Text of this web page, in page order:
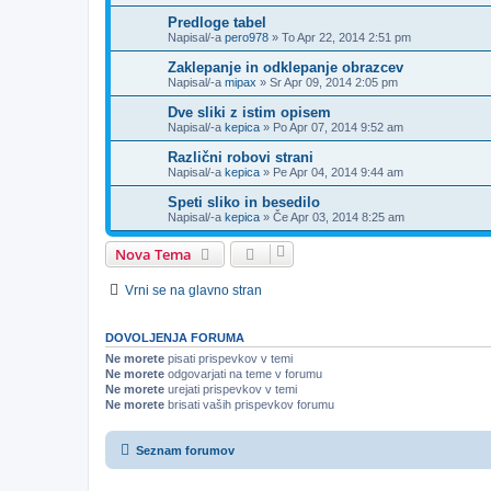
Predloge tabel
Napisal/-a pero978 » To Apr 22, 2014 2:51 pm
Zaklepanje in odklepanje obrazcev
Napisal/-a mipax » Sr Apr 09, 2014 2:05 pm
Dve sliki z istim opisem
Napisal/-a kepica » Po Apr 07, 2014 9:52 am
Različni robovi strani
Napisal/-a kepica » Pe Apr 04, 2014 9:44 am
Speti sliko in besedilo
Napisal/-a kepica » Če Apr 03, 2014 8:25 am
Nova Tema
Vrni se na glavno stran
DOVOLJENJA FORUMA
Ne morete pisati prispevkov v temi
Ne morete odgovarjati na teme v forumu
Ne morete urejati prispevkov v temi
Ne morete brisati vaših prispevkov forumu
Seznam forumov